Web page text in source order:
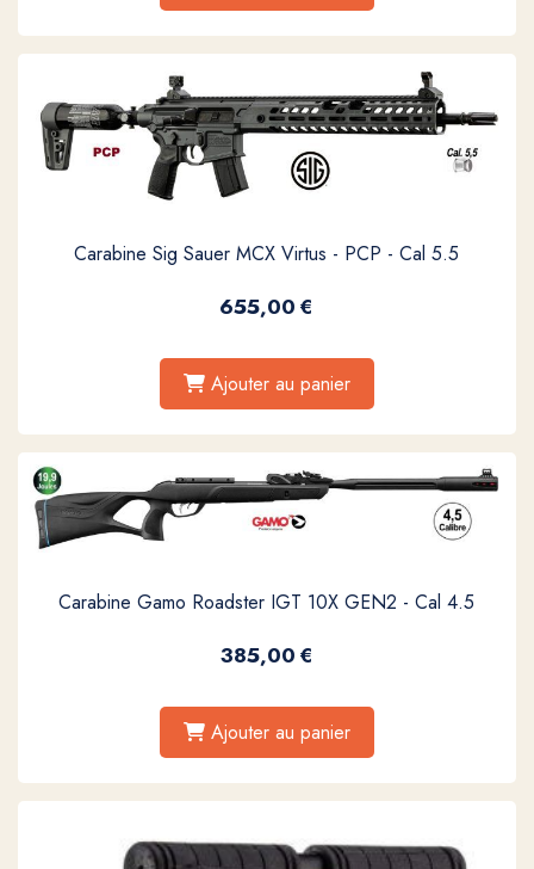
Carabine Sig Sauer MCX Virtus - PCP - Cal 5.5
655,00€
Ajouter au panier
Carabine Gamo Roadster IGT 10X GEN2 - Cal 4.5
385,00€
Ajouter au panier